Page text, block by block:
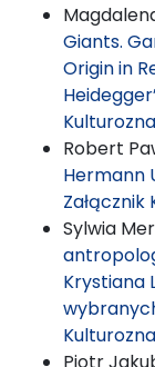
Giants.
Origin in
Robert
Hermann
Sylwia
Krystiana